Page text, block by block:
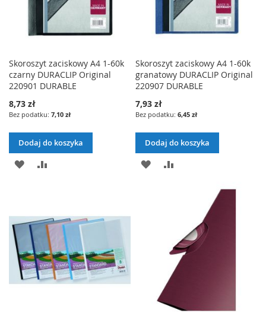
Skoroszyt zaciskowy A4 1-60k
czarny DURACLIP Original
220901 DURABLE
8,73 zł
7,10 zł
Dodaj do koszyka
DODAJ
ŻYCZEŃ
Skoroszyt zaciskowy A4 1-60k
granatowy DURACLIP Original
220907 DURABLE
7,93 zł
6,45 zł
Dodaj do koszyka
DODAJ